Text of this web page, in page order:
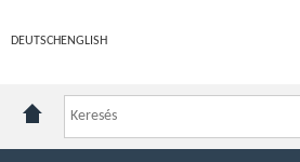
DEUTSCH ENGLISH